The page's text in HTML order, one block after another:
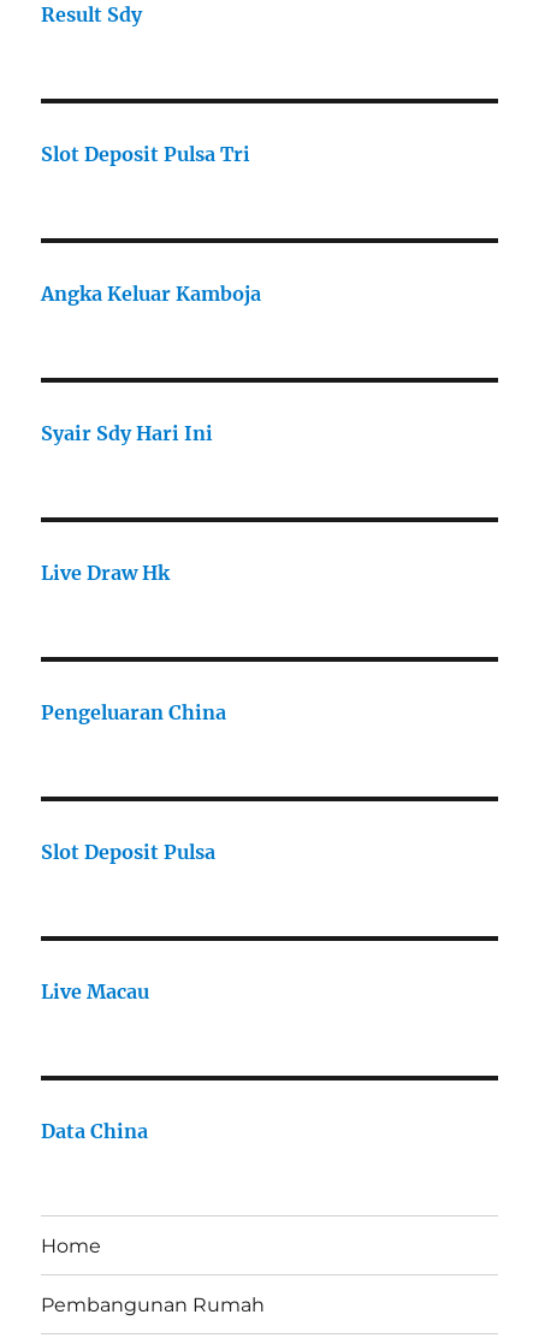
Result Sdy
Slot Deposit Pulsa Tri
Angka Keluar Kamboja
Syair Sdy Hari Ini
Live Draw Hk
Pengeluaran China
Slot Deposit Pulsa
Live Macau
Data China
Home
Pembangunan Rumah